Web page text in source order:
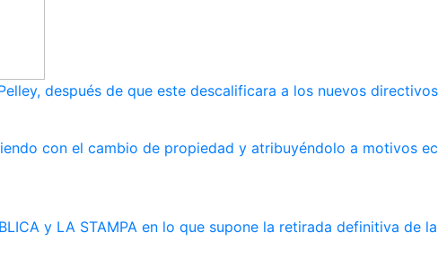
después de que este descalificara a los nuevos directivos
con el cambio de propiedad y atribuyéndolo a motivos
y LA STAMPA en lo que supone la retirada definitiva de